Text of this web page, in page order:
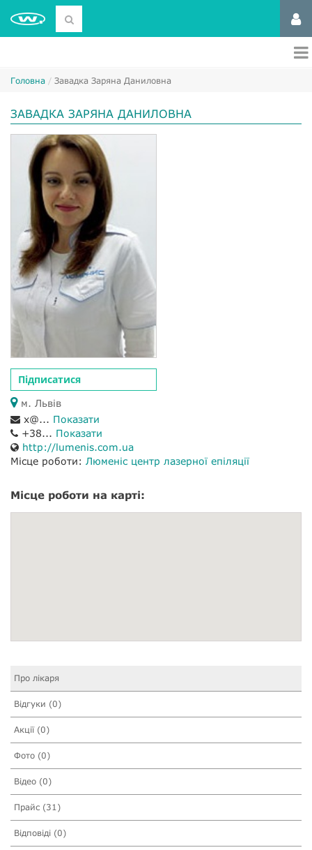
Головна Завадка Заряна Даниловна
ЗАВАДКА ЗАРЯНА ДАНИЛОВНА
Підписатися
м. Львів
x@... Показати
+38... Показати
http://lumenis.com.ua
Місце роботи: Люменіс центр лазерної епіляції
Місце роботи на карті:
Про лікаря
Відгуки (0)
Акції (0)
Фото (0)
Відео (0)
Прайс (31)
Відповіді (0)